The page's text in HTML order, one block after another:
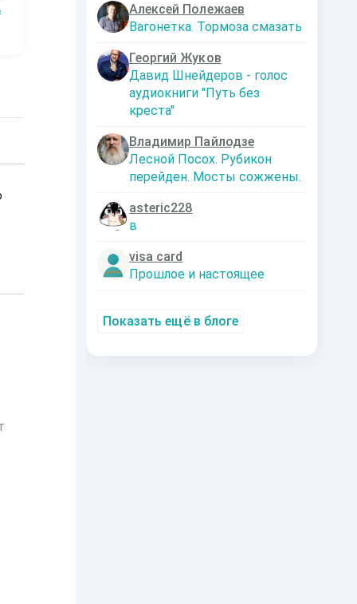
Алексей Полежаев
Вагонетка. Тормоза смазать
Георгий Жуков
Давид Шнейдеров - голос
аудиокниги "Путь без
креста"
Владимир Пайлодзе
Лесной Посох. Рубикон
перейден. Мосты сожжены.
asteric228
в
visa card
Прошлое и настоящее
Показать ещё в блоге
Сергей Мясищев
Первые шаги.
Сергей Мясищев